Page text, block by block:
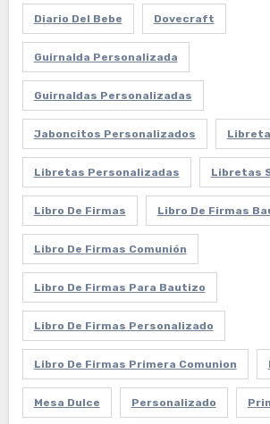
Diario Del Bebe Dovecraft
Guirnalda Personalizada
Guirnaldas Personalizadas
Jaboncitos Personalizados
Libretas Personalizadas Libretas
Libro De Firmas Libro De Firmas
Libro De Firmas Comunión
Libro De Firmas Para Bautizo
Libro De Firmas Personalizado
Libro De Firmas Primera Comunion
Mesa Dulce Personalizado